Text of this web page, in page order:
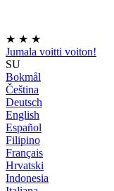
★ ★ ★
Jumala voitti voiton!
SU
Bokmål
Čeština
Deutsch
English
Español
Filipino
Français
Hrvatski
Indonesia